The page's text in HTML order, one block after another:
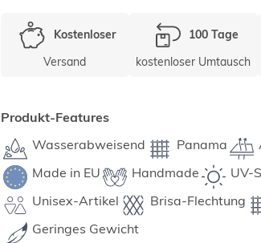
Kostenloser
Versand
100 Tage
kostenloser Umtausch
Produkt-Features
Wasserabweisend Panama
Made in EU
Handmade
UV-
Unisex-Artikel
Brisa-Flechtung
Geringes Gewicht